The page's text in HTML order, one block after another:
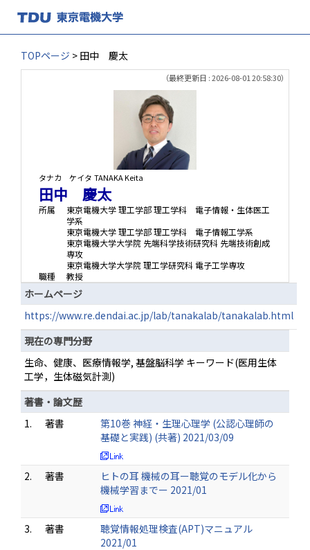
TOPページ > 田中 慶太
（最終更新日 : 2026-08-01 20:58:30）
タナカ ケイタ TANAKA Keita
田中 慶太
所属
東京電機大学 理工学部 理工学科 電子情報・生体医工
学系
東京電機大学 理工学部 理工学科 電子情報工学系
東京電機大学大学院 先端科学技術研究科 先端技術創成
専攻
東京電機大学大学院 理工学研究科 電子工学専攻
職種
教授
ホームページ
https://www.re.dendai.ac.jp/lab/tanakalab/tanakalab.html
現在の専門分野
生命、健康、医療情報学, 基盤脳科学 キーワード(医用生体
工学，生体磁気計測)
著書・論文歴
1.
著書
第10巻 神経・生理心理学 (公認心理師の
基礎と実践) (共著) 2021/03/09
2. 著書
ヒトの耳 機械の耳ー聴覚のモデル化から
機械学習までー 2021/01
3. 著書
聴覚情報処理検査(APT)マニュアル
2021/01